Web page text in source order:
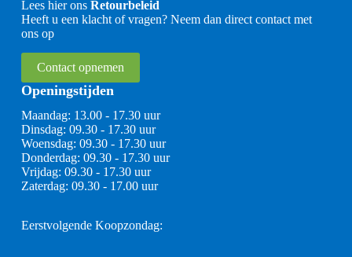
Lees hier ons Retourbeleid
Heeft u een klacht of vragen? Neem dan direct contact met
ons op
Contact opnemen
Openingstijden
Maandag: 13.00 - 17.30 uur
Dinsdag: 09.30 - 17.30 uur
Woensdag: 09.30 - 17.30 uur
Donderdag: 09.30 - 17.30 uur
Vrijdag: 09.30 - 17.30 uur
Zaterdag: 09.30 - 17.00 uur
Eerstvolgende Koopzondag: